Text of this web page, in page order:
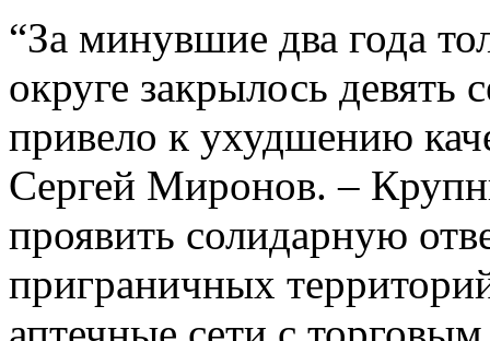
“За минувшие два года
округе закрылось девять
привело к ухудшению
Сергей Миронов. –
проявить солидарную
приграничных